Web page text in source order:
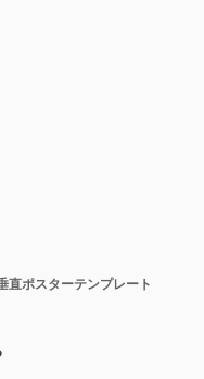
直ポスターテンプレート